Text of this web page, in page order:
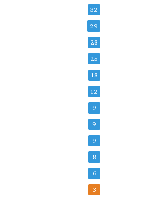
32
29
28
25
18
12
9
9
9
8
6
3